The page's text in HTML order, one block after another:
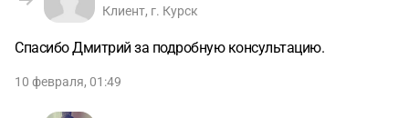
Клиент, г. Курск
Спасибо Дмитрий за подробную консультацию.
10 февраля, 01:49